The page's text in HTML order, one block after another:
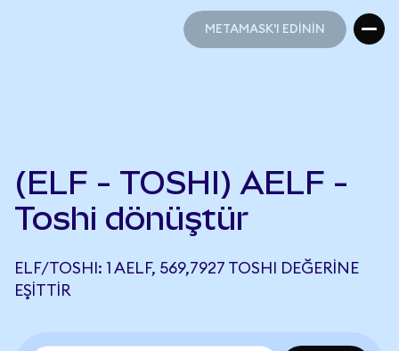
METAMASK'I EDİNİN
(ELF - TOSHI) AELF -
Toshi dönüştür
ELF/TOSHI: 1 AELF, 569,7927 TOSHI DEĞERINE
EŞITTIR